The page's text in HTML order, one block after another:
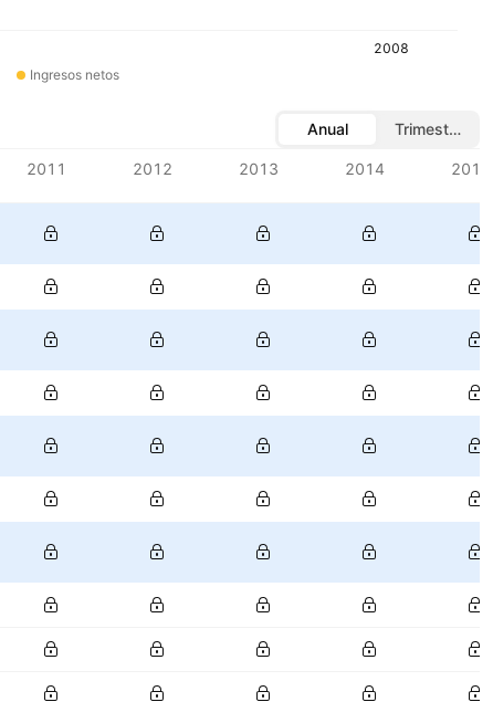
2008
Ingresos netos
Anual
Trimestral
2011 2012 2013 2014 2015